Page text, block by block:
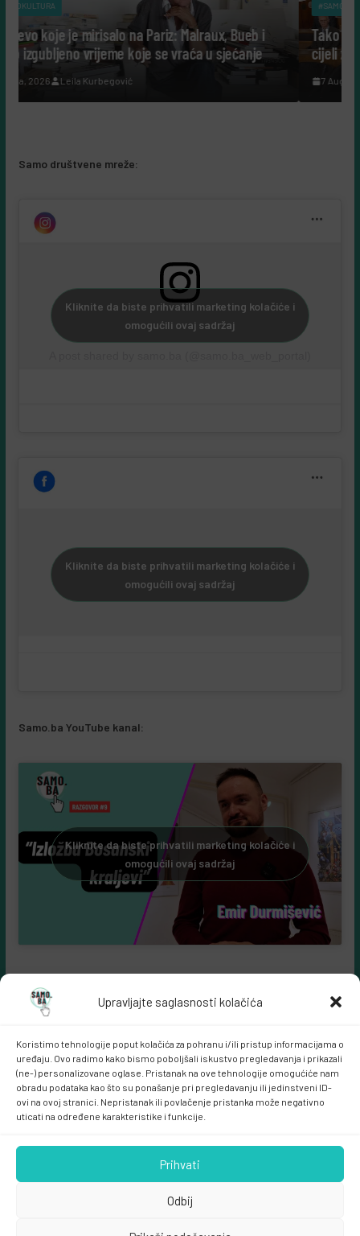
Upravljajte saglasnosti kolačića
Koristimo tehnologije poput kolačića za pohranu i/ili pristup informacijama o
uređaju. Ovo radimo kako bismo poboljšali iskustvo pregledavanja i prikazali
(ne-) personalizovane oglase. Pristanak na ove tehnologije omogućiće nam
obradu podataka kao što su ponašanje pri pregledavanju ili jedinstveni ID-
ovi na ovoj stranici. Nepristanak ili povlačenje pristanka može negativno
uticati na određene karakteristike i funkcije.
Prihvati
Odbij
Malraux, Bueb i
vraća u sjećanje
#SAMOKULTURA
Tako su govorili: Šta nam danas
cijeli život posvetili nauci?
Samo društvene mreže:
Kliknite da biste prihvatili marketing kolačiće i
omogućili ovaj sadržaj
Kliknite da biste prihvatili marketing kolačiće i
omogućili ovaj sadržaj
Samo.ba YouTube kanal:
Kliknite da biste prihvatili marketing kolačiće i
omogućili ovaj sadržaj
Samo.ba MARKETING